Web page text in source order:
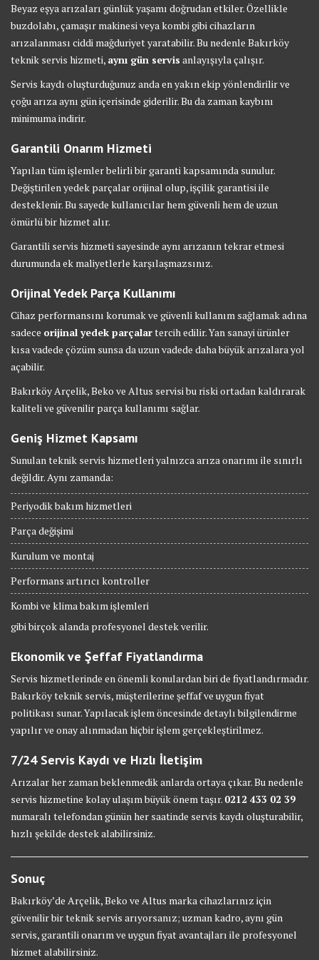
Beyaz eşya arızaları günlük yaşamı doğrudan etkiler. Özellikle
buzdolabı, çamaşır makinesi veya kombi gibi cihazların
arızalanması ciddi mağduriyet yaratabilir. Bu nedenle Bakırköy
teknik servis hizmeti, aynı gün servis anlayışıyla çalışır.
Servis kaydı oluşturduğunuz anda en yakın ekip yönlendirilir ve
çoğu arıza aynı gün içerisinde giderilir. Bu da zaman kaybını
minimuma indirir.
Garantili Onarım Hizmeti
Yapılan tüm işlemler belirli bir garanti kapsamında sunulur.
Değiştirilen yedek parçalar orijinal olup, işçilik garantisi ile
desteklenir. Bu sayede kullanıcılar hem güvenli hem de uzun
ömürlü bir hizmet alır.
Garantili servis hizmeti sayesinde aynı arızanın tekrar etmesi
durumunda ek maliyetlerle karşılaşmazsınız.
Orijinal Yedek Parça Kullanımı
Cihaz performansını korumak ve güvenli kullanım sağlamak adına
sadece orijinal yedek parçalartercih edilir. Yan sanayi ürünler
kısa vadede çözüm sunsa da uzun vadede daha büyük arızalara yol
açabilir.
Bakırköy Arçelik, Beko ve Altus servisi bu riski ortadan kaldırarak
kaliteli ve güvenilir parça kullanımı sağlar.
Geniş Hizmet Kapsamı
Sunulan teknik servis hizmetleri yalnızca arıza onarımı ile sınırlı
değildir. Aynı zamanda:
Periyodik bakım hizmetleri
Parça değişimi
Kurulum ve montaj
Performans artırıcı kontroller
Kombi ve klima bakım işlemleri
gibi birçok alanda profesyonel destek verilir.
Ekonomik ve Şeffaf Fiyatlandırma
Servis hizmetlerinde en önemli konulardan biri de fiyatlandırmadır.
Bakırköy teknik servis, müşterilerine şeffaf ve uygun fiyat
politikası sunar. Yapılacak işlem öncesinde detaylı bilgilendirme
yapılır ve onay alınmadan hiçbir işlem gerçekleştirilmez.
7/24 Servis Kaydı ve Hızlı İletişim
Arızalar her zaman beklenmedik anlarda ortaya çıkar. Bu nedenle
servis hizmetine kolay ulaşım büyük önem taşır. 0212 433 02 39
numaralı telefondan günün her saatinde servis kaydı oluşturabilir,
hızlı şekilde destek alabilirsiniz.
Sonuç
Bakırköy’de Arçelik, Beko ve Altus marka cihazlarınız için
güvenilir bir teknik servis arıyorsanız; uzman kadro, aynı gün
servis, garantili onarım ve uygun fiyat avantajları ile profesyonel
hizmet alabilirsiniz.